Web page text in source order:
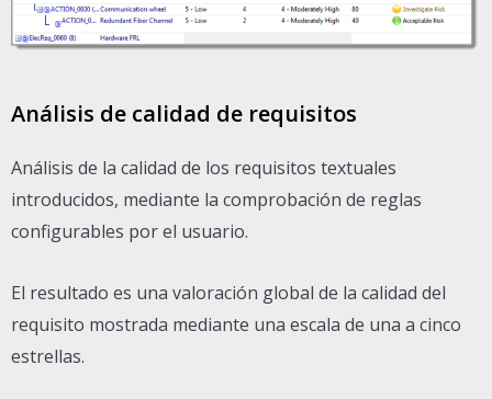
Análisis de calidad de requisitos
Análisis de la calidad de los requisitos textuales
introducidos, mediante la comprobación de reglas
configurables por el usuario.
El resultado es una valoración global de la calidad del
requisito mostrada mediante una escala de una a cinco
estrellas.